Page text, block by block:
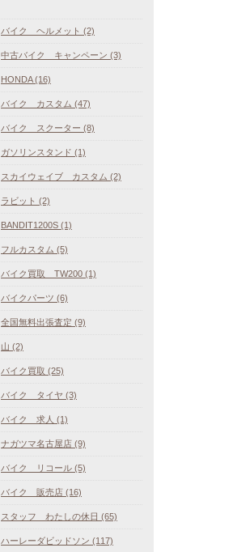
バイク ヘルメット (2)
中古バイク キャンペーン (3)
HONDA (16)
バイク カスタム (47)
バイク スクーター (8)
ガソリンスタンド (1)
スカイウェイブ カスタム (2)
ラビット (2)
BANDIT1200S (1)
フルカスタム (5)
バイク買取 TW200 (1)
バイクパーツ (6)
全国無料出張査定 (9)
山 (2)
バイク買取 (25)
バイク タイヤ (3)
バイク 求人 (1)
ナガツマ名古屋店 (9)
バイク リコール (5)
バイク 販売店 (16)
スタッフ わたしの休日 (65)
ハーレーダビッドソン (117)